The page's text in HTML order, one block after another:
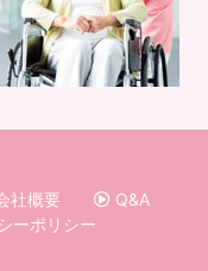
社概要
Q&A
ーポリシー